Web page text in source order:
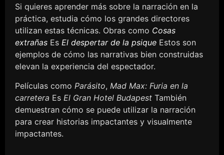
Si quieres aprender más sobre la narración en la
práctica, estudia cómo los grandes directores
utilizan estas técnicas. Obras como Cosas
extrañas Es El despertar de la psique Estos son
ejemplos de cómo las narrativas bien construidas
elevan la experiencia del espectador.
Películas como Parásito, Mad Max: Furia en la
carretera Es El Gran Hotel Budapest También
demuestran cómo se puede utilizar la narración
para crear historias impactantes y visualmente
impactantes.